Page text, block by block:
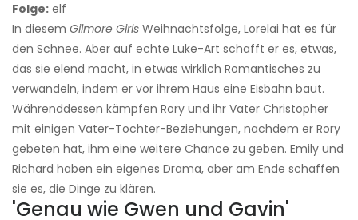
Folge: elf
In diesem Gilmore Girls Weihnachtsfolge, Lorelai hat es für
den Schnee. Aber auf echte Luke-Art schafft er es, etwas,
das sie elend macht, in etwas wirklich Romantisches zu
verwandeln, indem er vor ihrem Haus eine Eisbahn baut.
Währenddessen kämpfen Rory und ihr Vater Christopher
mit einigen Vater-Tochter-Beziehungen, nachdem er Rory
gebeten hat, ihm eine weitere Chance zu geben. Emily und
Richard haben ein eigenes Drama, aber am Ende schaffen
sie es, die Dinge zu klären.
'Genau wie Gwen und Gavin'